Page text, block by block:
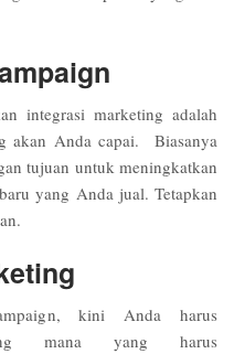
integrasi marketing adalah
akan Anda capai. Biasanya
tujuan untuk meningkatkan
yang Anda jual. Tetapkan
kini Anda harus
mana yang harus